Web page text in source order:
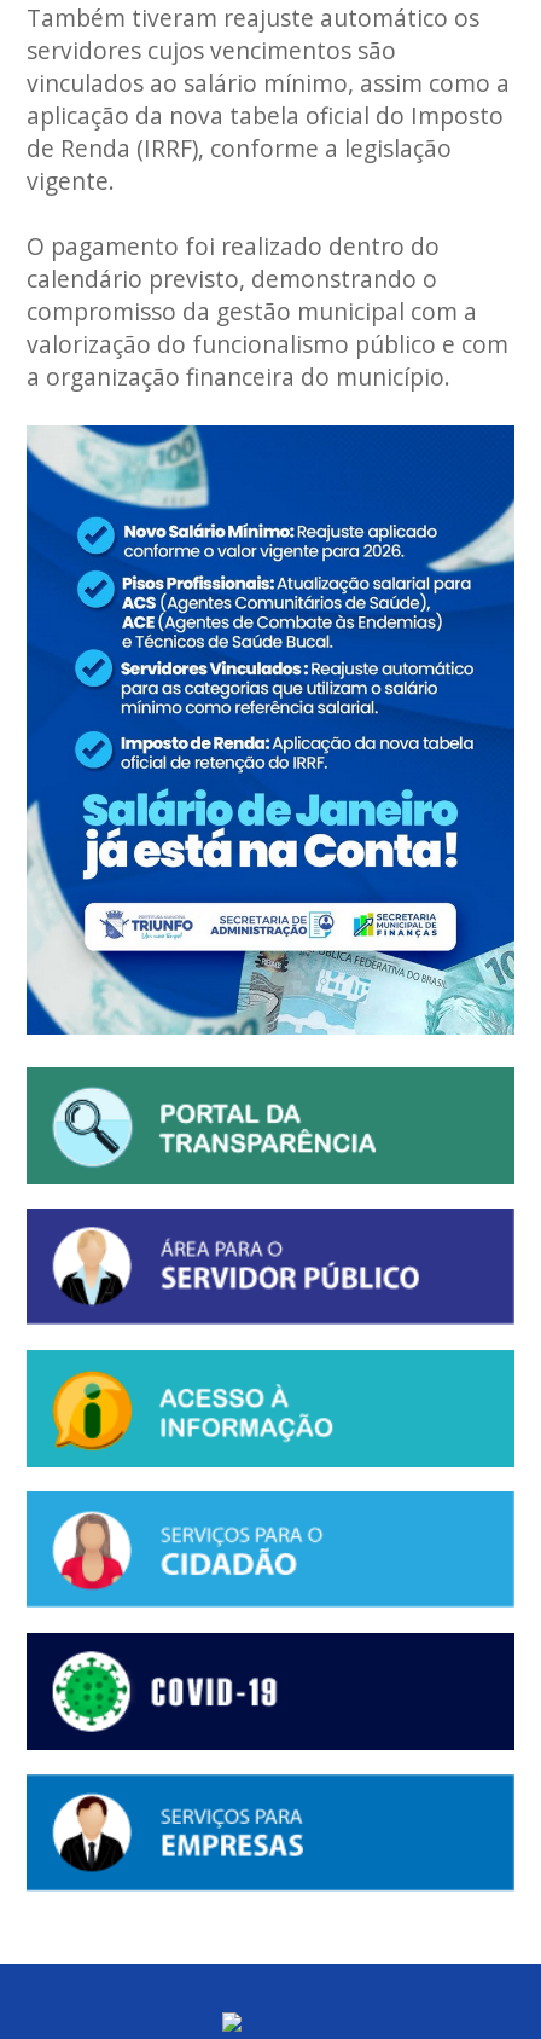
Também tiveram reajuste automático os
servidores cujos vencimentos são
vinculados ao salário mínimo, assim como a
aplicação da nova tabela oficial do Imposto
de Renda (IRRF), conforme a legislação
vigente.
O pagamento foi realizado dentro do
calendário previsto, demonstrando o
compromisso da gestão municipal com a
valorização do funcionalismo público e com
a organização financeira do município.